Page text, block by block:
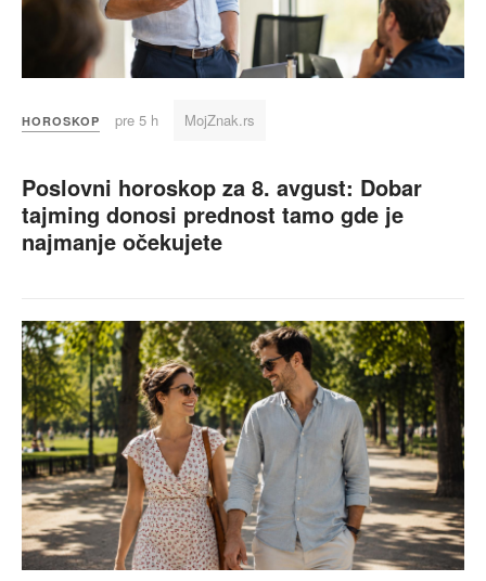
HOROSKOP pre 5 h MojZnak.rs
Poslovni horoskop za 8. avgust: Dobar
tajming donosi prednost tamo gde je
najmanje očekujete